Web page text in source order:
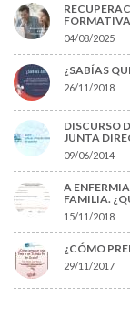
04/08/2025
¿SABÍAS
26/11/2018
DISCURSO
JUNTA
09/06/2014
A
FAMILIA.
15/11/2018
¿CÓMO
29/11/2017